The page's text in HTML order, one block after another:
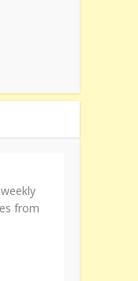
from